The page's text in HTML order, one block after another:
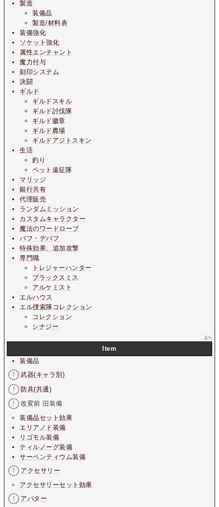
製造
装備品
製造/材料表
装備強化
ソケット強化
属性エンチャント
魔力付与
刻印システム
決闘
ギルド
ギルドスキル
ギルド討伐隊
ギルド徽章
ギルド農場
ギルドアジトスキン
生活
釣り
ペット遠征隊
マリッジ
銀行共有
代理販売
ランダムミッション
カスタムキャラクター
魔法のワードローブ
バフ・デバフ
特殊効果、追加攻撃
専門職
トレジャーハンター
ブラックスミス
アルケミスト
エルハウス
エル捜索隊コレクション
コレクション
シナジー
上へ
Item
装備品
武器(キャラ別)
防具(共通)
改変前 旧装備
装備品セット効果
エリアノド装備
リゴモル装備
ティルノーグ装備
サーペンティウム装備
アクセサリー
アクセサリーセット効果
アバター